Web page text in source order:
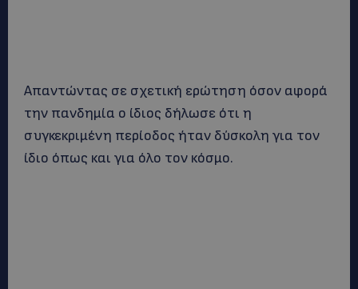
Απαντώντας σε σχετική ερώτηση όσον αφορά
την πανδημία ο ίδιος δήλωσε ότι η
συγκεκριμένη περίοδος ήταν δύσκολη για τον
ίδιο όπως και για όλο τον κόσμο.